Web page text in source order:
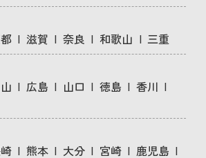
滋賀 奈良 和歌山
三重
広島 山口 徳島
香川
熊本 大分 宮崎
鹿児島